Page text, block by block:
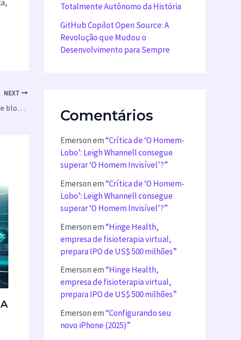
NEXT
“Tumblr vai migrar seus 500 milhões de blogs para o WordPress”
Totalmente Autônomo da História
GitHub Copilot Open Source: A
Revolução que Mudou o
Desenvolvimento para Sempre
Comentários
Emersonem“Crítica de ‘O Homem-
Lobo’: Leigh Whannell consegue
superar ‘O Homem Invisível’?”
Emersonem“Crítica de ‘O Homem-
Lobo’: Leigh Whannell consegue
superar ‘O Homem Invisível’?”
Emersonem“Hinge Health,
empresa de fisioterapia virtual,
prepara IPO de US$ 500 milhões”
Emersonem“Hinge Health,
empresa de fisioterapia virtual,
prepara IPO de US$ 500 milhões”
Emersonem“Configurando seu
novo iPhone (2025)”